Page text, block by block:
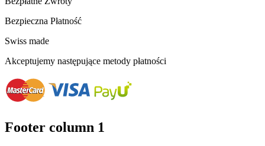
Bezpieczna Płatność
Swiss made
Akceptujemy następujące metody płatności
Footer column 1